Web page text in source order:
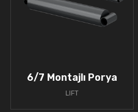
6/7 Montajlı Porya
LIFT